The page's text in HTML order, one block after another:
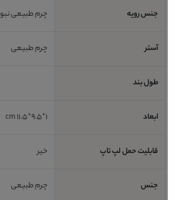
جنس رویه چرم طبیعی نبوک
آستر چرم طبیعی
طول بند
ابعاد
قابلیت حمل لپ تاپ خیر
جنس چرم طبیعی